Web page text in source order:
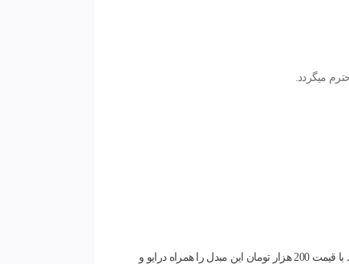
ز اینجا و فقط با قیمت 200 هزار تومان این مبدل را همراه درایو و